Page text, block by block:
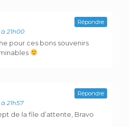
21h00
pour ces bons souvenirs
Répondre
21h57
de la file d’attente, Bravo
Répondre